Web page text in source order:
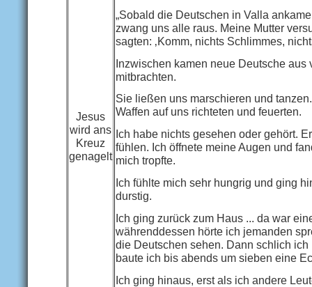
Jesus
wird ans
Kreuz
genagelt
„Sobald die Deutschen in Valla
zwang uns alle raus. Meine Mutter
sagten: ‚Komm, nichts Schlimmes,
Inzwischen kamen neue Deutsche
mitbrachten.
Sie ließen uns marschieren und
Waffen auf uns richteten und feuerten.
Ich habe nichts gesehen oder gehört.
fühlen. Ich öffnete meine Augen und
mich tropfte.
Ich fühlte mich sehr hungrig und ging
durstig.
Ich ging zurück zum Haus ... da war
währenddessen hörte ich jemanden
die Deutschen sehen. Dann schlich
baute ich bis abends um sieben eine
Ich ging hinaus, erst als ich andere